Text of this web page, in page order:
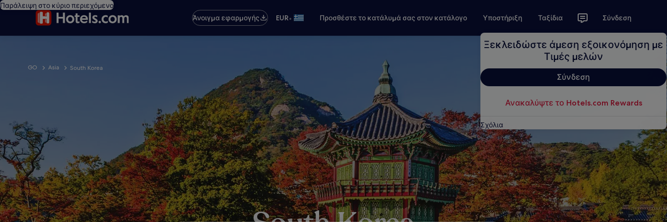
Παράλειψη στο κύριο περιεχόμενο
Άνοιγμα εφαρμογής
EUR• Προσθέστε το κατάλυμά σας στον κατάλογο Υποστήριξη Ταξίδια Σύνδεση
Ξεκλειδώστε άμεση εξοικονόμηση με
Τιμές μελών
Σύνδεση
Ανακαλύψτε το Hotels.com Rewards
Σχόλια
GO Asia South Korea